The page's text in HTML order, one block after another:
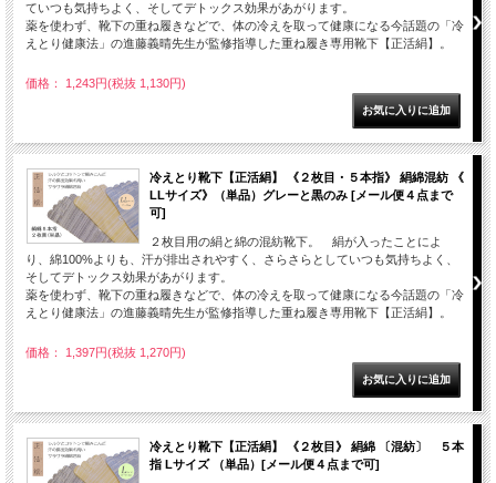
ていつも気持ちよく、そしてデトックス効果があがります。
薬を使わず、靴下の重ね履きなどで、体の冷えを取って健康になる今話題の「冷
えとり健康法」の進藤義晴先生が監修指導した重ね履き専用靴下【正活絹】。
価格： 1,243円(税抜 1,130円)
冷えとり靴下【正活絹】 《２枚目・５本指》 絹綿混紡 《
LLサイズ》（単品）グレーと黒のみ [メール便４点まで
可]
２枚目用の絹と綿の混紡靴下。 絹が入ったことによ
り、綿100%よりも、汗が排出されやすく、さらさらとしていつも気持ちよく、
そしてデトックス効果があがります。
薬を使わず、靴下の重ね履きなどで、体の冷えを取って健康になる今話題の「冷
えとり健康法」の進藤義晴先生が監修指導した重ね履き専用靴下【正活絹】。
価格： 1,397円(税抜 1,270円)
冷えとり靴下【正活絹】 《２枚目》 絹綿 〔混紡〕 ５本
指 Lサイズ （単品）[メール便４点まで可]